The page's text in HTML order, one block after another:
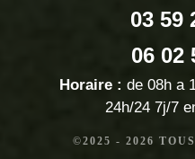
03 59
06 02
Horaire : de 08h a
24h/24 7j/7
©2025 - 2026